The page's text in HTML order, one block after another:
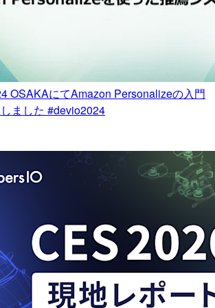
OSAKAにてAmazon Personalizeの入門
ました #devio2024